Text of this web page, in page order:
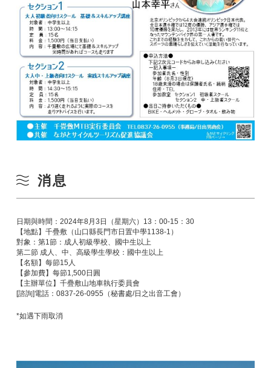
消息
日期與時間：2024年8月3日（星期六）13：00-15：30
【地點】千疊敷（山口縣長門市日置中學1138-1）
對象：第1節：成人初級學校、國中生以上
第二節 成人、中、高級學生學校：國中生以上
【名額】每節15人
【參加費】每節1,500日圓
【主辦單位】千疊敷山地車執行委員會
[諮詢]電話：0837-26-0955（秘書處/日之出音工會）
*如遇下雨取消